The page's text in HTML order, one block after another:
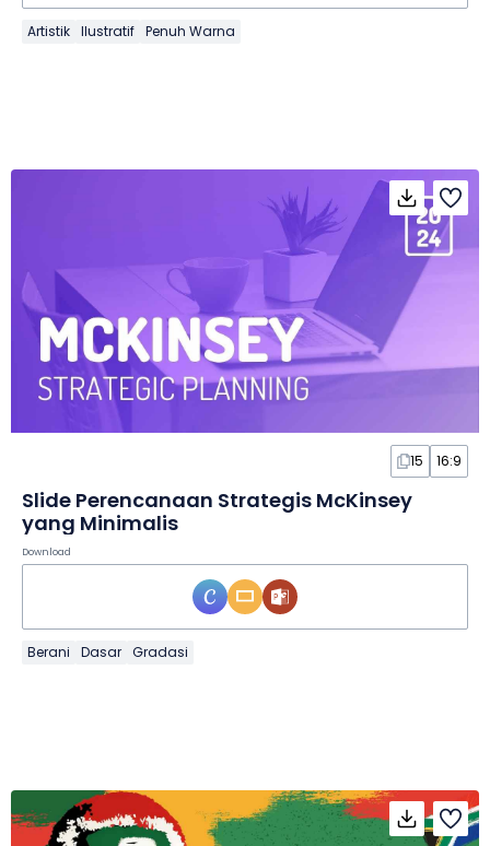
Artistik Ilustratif Penuh Warna
15 16:9
Slide Perencanaan Strategis McKinsey
yang Minimalis
Download
Berani Dasar Gradasi